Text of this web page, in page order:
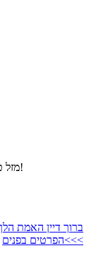
מזל טוב לנפתלי פרל וליערה מוסאי לרגל שמחת הנישואין!
ברוך דיין האמת
הפרטים בפנים<<<